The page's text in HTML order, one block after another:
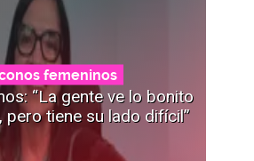
femeninos
“La gente ve lo bonito
pero tiene su lado difícil”